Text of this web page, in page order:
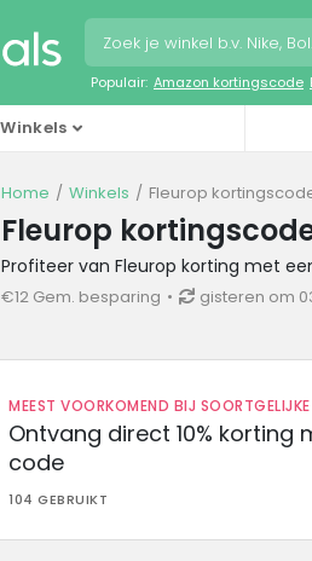
Populair: Amazon kortingscode
Winkels
Home Winkels Fleurop
Fleurop
Profiteer van Fleurop korting met
€12 Gem. besparing gisteren om
MEEST VOORKOMEND BIJ SOORTGELIJKE
Ontvang direct 10% korting
code
104 GEBRUIKT